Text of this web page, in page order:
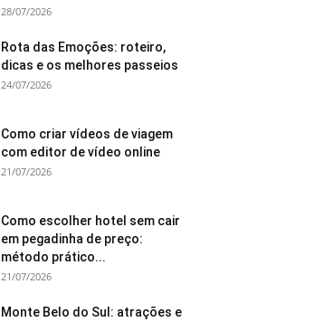
28/07/2026
Rota das Emoções: roteiro,
dicas e os melhores passeios
24/07/2026
Como criar vídeos de viagem
com editor de vídeo online
21/07/2026
Como escolher hotel sem cair
em pegadinha de preço:
método prático...
21/07/2026
Monte Belo do Sul: atrações e